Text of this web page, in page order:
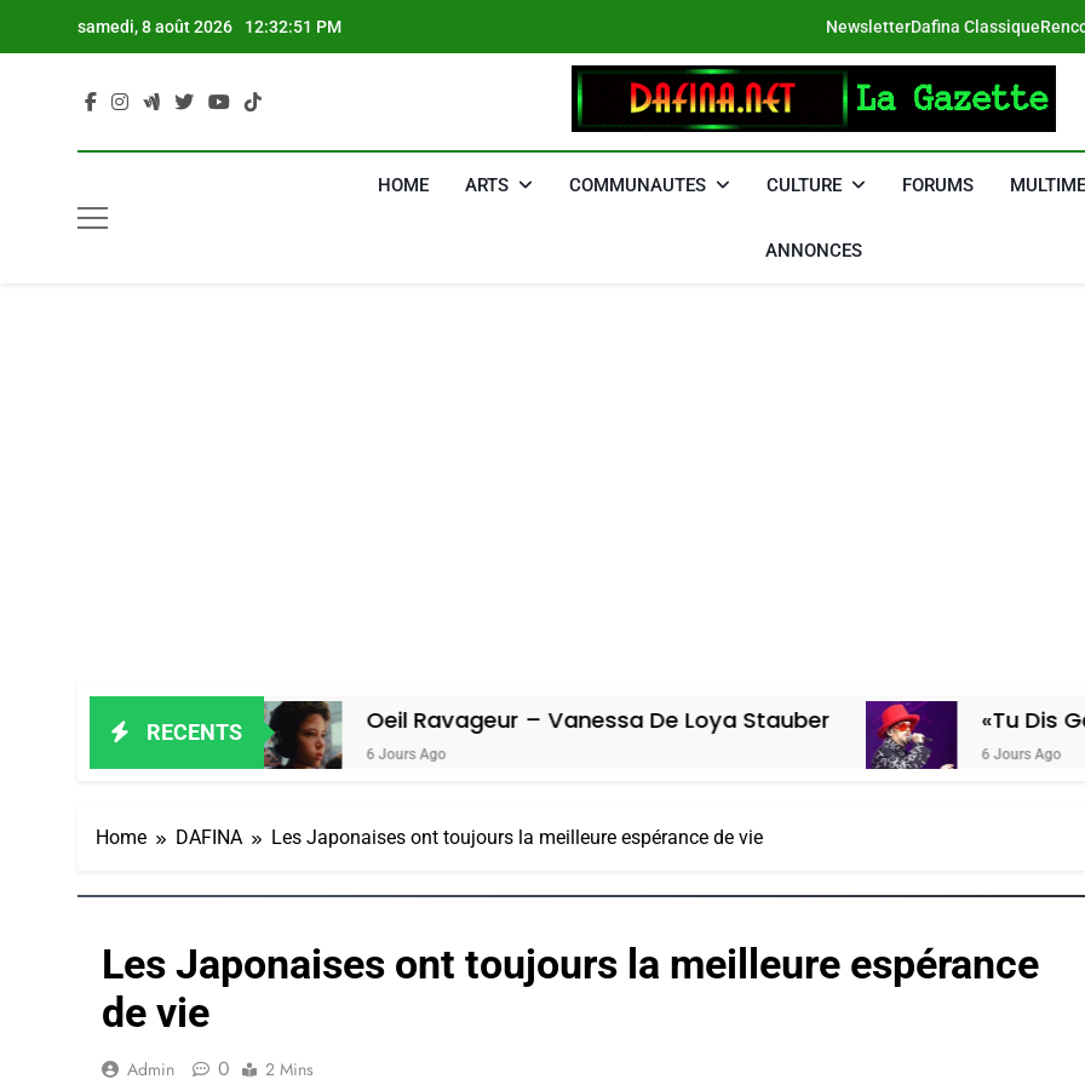
samedi, 8 août 2026 12:32:52 PM NewsletterDafina Classique
DAFINA
HOME ARTS COMMUNAUTES CULTURE FORUMS
ANNONCES
RECENTS Oeil Ravageur – Vanessa De Loya Stauber
6 Jours Ago
«Tu Dis Génocide,
6 Jours Ago
Home DAFINA Les Japonaises ont toujours la meilleure espérance de vie
Les Japonaises ont toujours la meilleure espérance
de vie
Admin 0 2 Mins